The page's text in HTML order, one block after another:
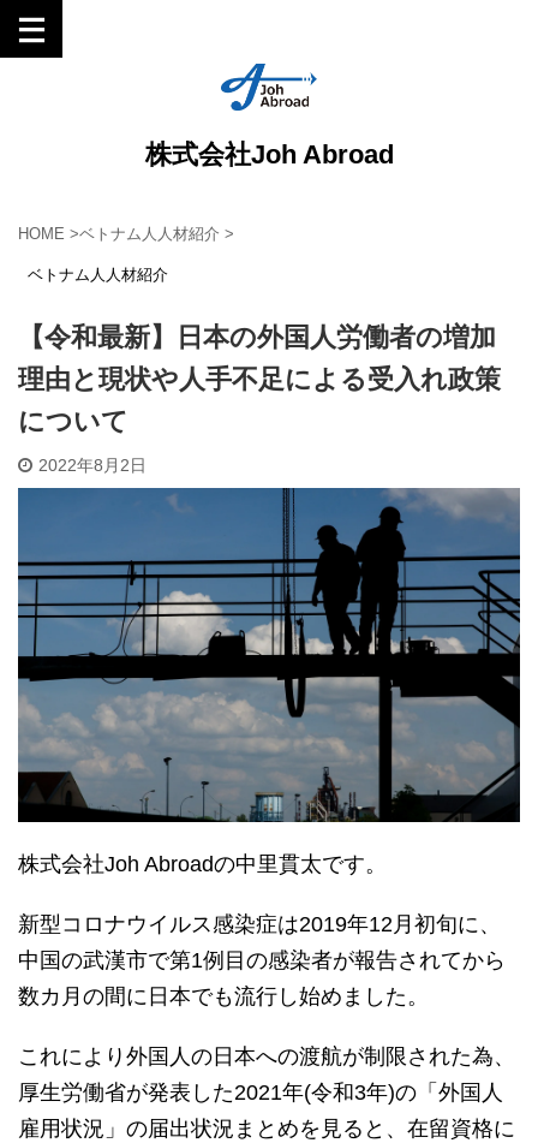
株式会社Joh Abroad
HOME >ベトナム人人材紹介 >
ベトナム人人材紹介
【令和最新】日本の外国人労働者の増加
理由と現状や人手不足による受入れ政策
について
2022年8月2日
株式会社Joh Abroadの中里貫太です。
新型コロナウイルス感染症は2019年12月初旬に、
中国の武漢市で第1例目の感染者が報告されてから
数カ月の間に日本でも流行し始めました。
これにより外国人の日本への渡航が制限された為、
厚生労働省が発表した2021年(令和3年)の「外国人
雇用状況」の届出状況まとめを見ると、在留資格に